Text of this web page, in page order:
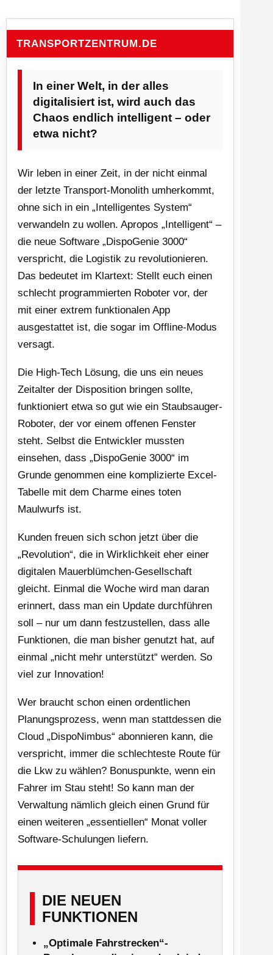
TRANSPORTZENTRUM.DE
In einer Welt, in der alles
digitalisiert ist, wird auch das
Chaos endlich intelligent – oder
etwa nicht?
Wir leben in einer Zeit, in der nicht einmal
der letzte Transport-Monolith umherkommt,
ohne sich in ein „Intelligentes System“
verwandeln zu wollen. Apropos „Intelligent“ –
die neue Software „DispoGenie 3000“
verspricht, die Logistik zu revolutionieren.
Das bedeutet im Klartext: Stellt euch einen
schlecht programmierten Roboter vor, der
mit einer extrem funktionalen App
ausgestattet ist, die sogar im Offline-Modus
versagt.
Die High-Tech Lösung, die uns ein neues
Zeitalter der Disposition bringen sollte,
funktioniert etwa so gut wie ein Staubsauger-
Roboter, der vor einem offenen Fenster
steht. Selbst die Entwickler mussten
einsehen, dass „DispoGenie 3000“ im
Grunde genommen eine komplizierte Excel-
Tabelle mit dem Charme eines toten
Maulwurfs ist.
Kunden freuen sich schon jetzt über die
„Revolution“, die in Wirklichkeit eher einer
digitalen Mauerblümchen-Gesellschaft
gleicht. Einmal die Woche wird man daran
erinnert, dass man ein Update durchführen
soll – nur um dann festzustellen, dass alle
Funktionen, die man bisher genutzt hat, auf
einmal „nicht mehr unterstützt“ werden. So
viel zur Innovation!
Wer braucht schon einen ordentlichen
Planungsprozess, wenn man stattdessen die
Cloud „DispoNimbus“ abonnieren kann, die
verspricht, immer die schlechteste Route für
die Lkw zu wählen? Bonuspunkte, wenn ein
Fahrer im Stau steht! So kann man der
Verwaltung nämlich gleich einen Grund für
einen weiteren „essentiellen“ Monat voller
Software-Schulungen liefern.
DIE NEUEN
FUNKTIONEN
„Optimale Fahrstrecken“-